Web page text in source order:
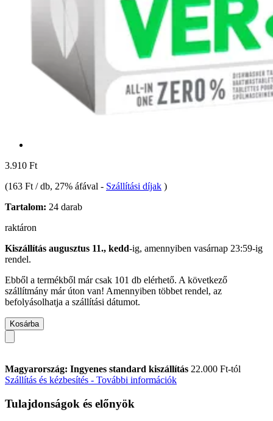
3.910 Ft
(163 Ft / db, 27% áfával - Szállítási díjak )
Tartalom: 24 darab
raktáron
Kiszállítás augusztus 11., kedd-ig, amennyiben vasárnap 23:59-ig
rendel.
Ebből a termékből már csak 101 db elérhető. A következő
szállítmány már úton van! Amennyiben többet rendel, az
befolyásolhatja a szállítási dátumot.
Kosárba
Magyarország: Ingyenes standard kiszállítás 22.000 Ft-tól
Szállítás és kézbesítés - További információk
Tulajdonságok és előnyök